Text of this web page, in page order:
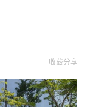
收藏分享